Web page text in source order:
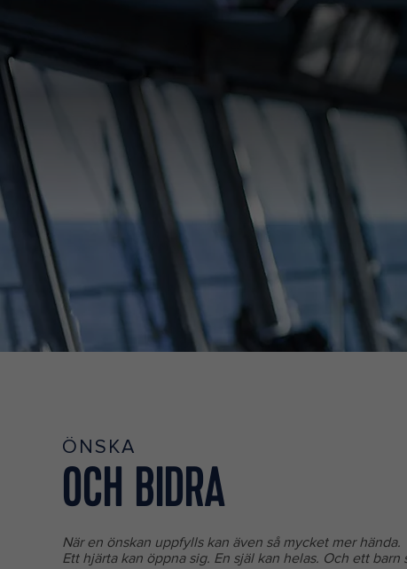
ÖNSKA
OCH BIDRA
När en önskan uppfylls kan även så mycket mer hända.
Ett hjärta kan öppna sig. En själ kan helas. Och ett